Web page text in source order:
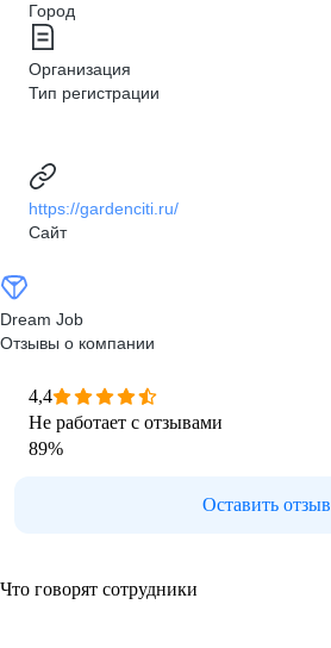
Город
Организация
Тип регистрации
https://gardenciti.ru/
Сайт
Dream Job
Отзывы о компании
4,4
Не работает с отзывами
89%
Оставить отзыв
Что говорят сотрудники